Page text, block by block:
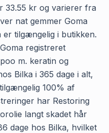
33.55 kr og varierer fra
nat gemmer Goma
tilgængelig i butikken.
registreret
m. keratin og
Bilka i 365 dage i alt,
100% af
har Restoring
langt skadet hår
dage hos Bilka, hvilket